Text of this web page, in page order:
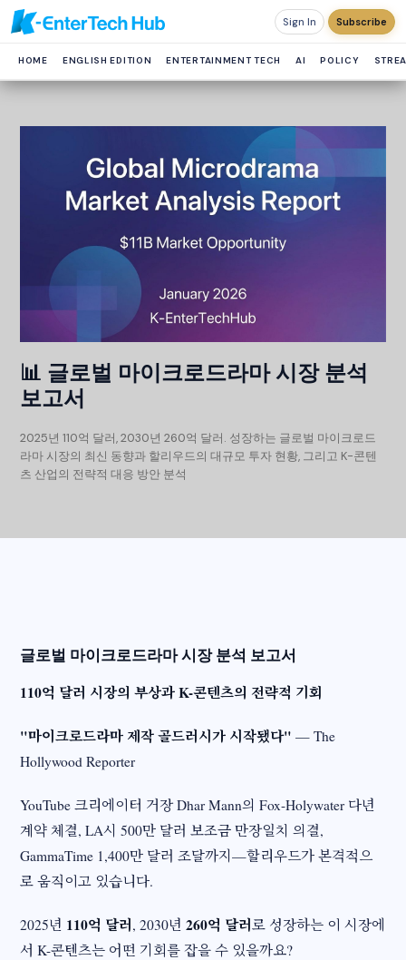
Sign In Subscribe
HOME ENGLISH EDITION ENTERTAINMENT TECH AI POLICY
📊 글로벌 마이크로드라마 시장 분석
보고서
2025년 110억 달러, 2030년 260억 달러. 성장하는 글로벌 마이크로드
라마 시장의 최신 동향과 할리우드의 대규모 투자 현황, 그리고 K-콘텐
츠 산업의 전략적 대응 방안 분석
글로벌 마이크로드라마 시장 분석 보고서
110억 달러 시장의 부상과 K-콘텐츠의 전략적 기회
"마이크로드라마 제작 골드러시가 시작됐다" — The
Hollywood Reporter
YouTube 크리에이터 거장 Dhar Mann의 Fox-Holywater 다년
계약 체결, LA시 500만 달러 보조금 만장일치 의결,
GammaTime 1,400만 달러 조달까지—할리우드가 본격적으
로 움직이고 있습니다.
2025년 110억 달러, 2030년260억 달러로 성장하는 이 시장에
서 K-콘텐츠는 어떤 기회를 잡을 수 있을까요?